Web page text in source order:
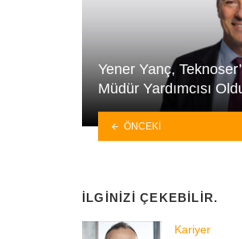
Yener Yanç,
Müdür Yardımcısı
ÖNCEKI
İLGINIZI ÇEKEBILIR.
Kariyer